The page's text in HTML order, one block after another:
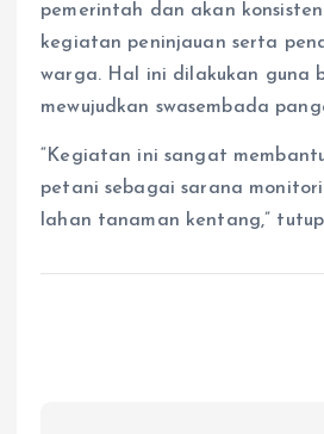
pemerintah dan akan
kegiatan peninjauan serta
warga. Hal ini dilakukan guna
mewujudkan swasembada
“Kegiatan ini sangat
petani sebagai sarana
lahan tanaman kentang,”